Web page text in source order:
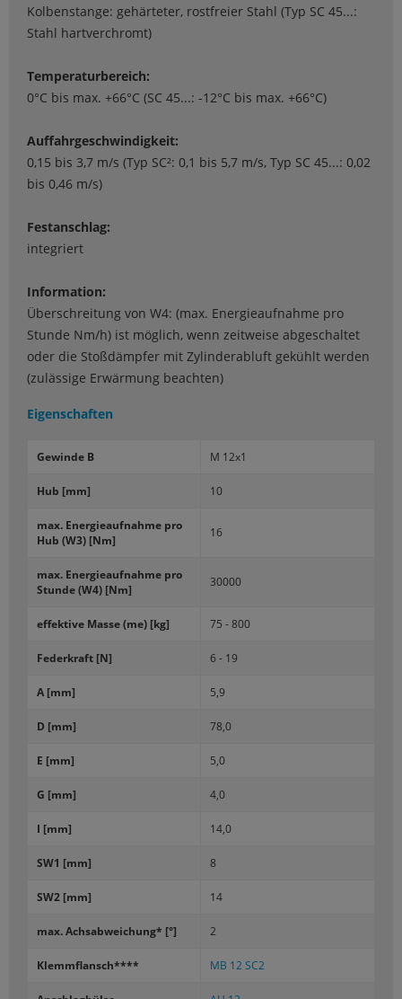
Kolbenstange: gehärteter, rostfreier Stahl (Typ SC 45...:
Stahl hartverchromt)
Temperaturbereich:
0°C bis max. +66°C (SC 45...: -12°C bis max. +66°C)
Auffahrgeschwindigkeit:
0,15 bis 3,7 m/s (Typ SC²: 0,1 bis 5,7 m/s, Typ SC 45...: 0,02
bis 0,46 m/s)
Festanschlag:
integriert
Information:
Überschreitung von W4: (max. Energieaufnahme pro
Stunde Nm/h) ist möglich, wenn zeitweise abgeschaltet
oder die Stoßdämpfer mit Zylinderabluft gekühlt werden
(zulässige Erwärmung beachten)
Eigenschaften
Ge­win­de B M 12x1
Hub [mm] 10
max. En­er­gie­auf­nah­me pro
Hub (W3) [Nm]
16
max. En­er­gie­auf­nah­me pro
Stun­de (W4) [Nm]
30000
ef­fek­ti­ve Masse (me) [kg] 75 - 800
Fe­der­kraft [N] 6 - 19
A [mm] 5,9
D [mm] 78,0
E [mm] 5,0
G [mm] 4,0
I [mm] 14,0
SW1 [mm] 8
SW2 [mm] 14
max. Achs­ab­wei­chung* [°] 2
Klemm­flansch**** MB 12 SC2